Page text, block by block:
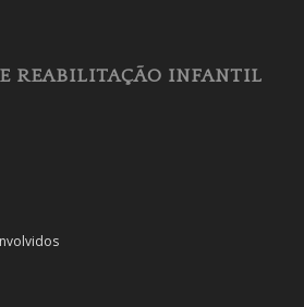
REABILITAÇÃO INFANTIL